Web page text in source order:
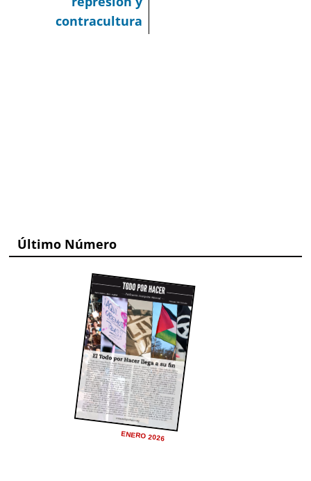
contracultura
Último Número
ENERO 2026